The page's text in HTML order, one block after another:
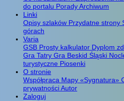
do portalu PoradyArchiwum
Linki
Opisy szlaków Przydatne strony
górach
Varia
GSB Prosty kalkulator Dyplom
Gra Tatry Gra Beskid Śląski
turystyczne Piosenki
O stronie
Współpraca Mapy «Sygnatura»
prywatnościAutor
Zaloguj